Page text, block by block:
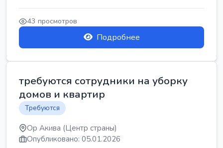
работать сидя. Работа с воскресен...
43 просмотров
Подробнее
требуются сотрудники на уборку
домов и квартир
Требуются
Ор Акива (Центр страны)
Опубликовано: 05.01.2026